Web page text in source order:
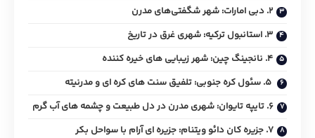
2. دبی امارات: شهر شگفتی‌های مدرن
3. استانبول ترکیه: شهری غرق در تاریخ
4. نانجینگ چین: شهر زیبایی های خیره کننده
6. تایپه تایوان: شهری مدرن در دل طبیعت و چشمه های آب گرم
7. جزیره‌ کان دائو ویتنام: جزیره‌ ای آرام با سواحل بکر